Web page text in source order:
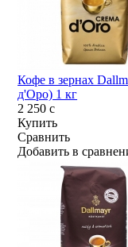
Кофе в зернах
д'Оро) 1 кг
2 250c
Купить
Сравнить
Добавить в